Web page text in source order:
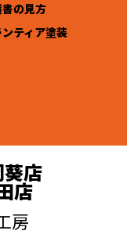
の見方
ティア塗装
店
店
房